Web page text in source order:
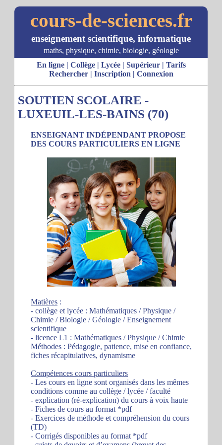
cours-de-sciences.fr
enseignement scientifique, informatique
maths, physique, chimie, biologie, géologie
En ligne| Collège| Lycée| Supérieur| Tarifs
Rechercher| Inscription | Connexion
SOUTIEN SCOLAIRE -
LUXEUIL-LES-BAINS (70)
ENSEIGNANT INDÉPENDANT PROPOSE
DES COURS PARTICULIERS EN LIGNE
Matières :
- collège et lycée : Mathématiques / Physique /
Chimie / Biologie / Géologie / Enseignement
scientifique
- licence L1 : Mathématiques / Physique / Chimie
Méthodes : Pédagogie, patience, mise en confiance,
fiches récapitulatives, dynamisme
Compétences cours particuliers
- Les cours en ligne sont organisés dans les mêmes
conditions comme au collège / lycée / faculté
- explication (ré-explication) du cours à voix haute
- Fiches de cours au format *pdf
- Exercices de méthode et compréhension du cours
(TD)
- Corrigés disponibles au format *pdf